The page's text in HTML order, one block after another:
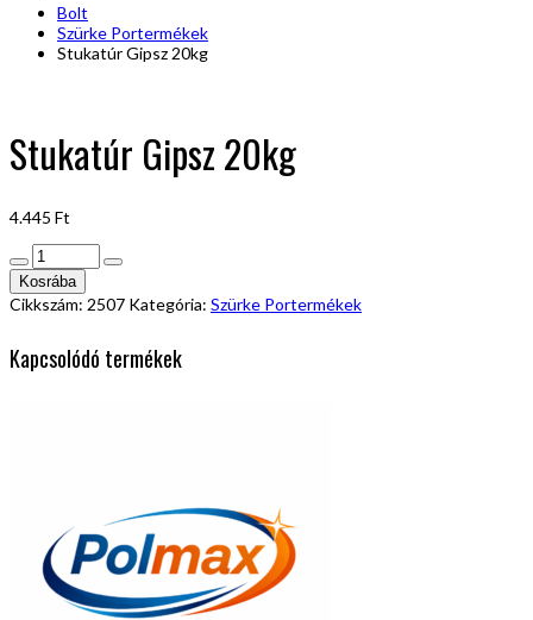
Bolt
Szürke Portermékek
Stukatúr Gipsz 20kg
Stukatúr Gipsz 20kg
4.445 Ft
Stukatúr
Gipsz
20kg
mennyiség
Kosrába
Cikkszám: 2507 Kategória: Szürke Portermékek
Kapcsolódó termékek